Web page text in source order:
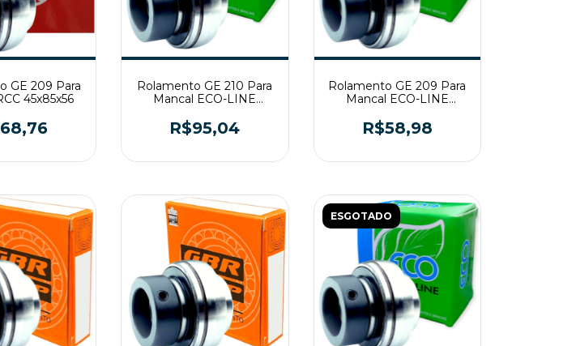
GE 209 Para
45x85x56
Rolamento GE 210 Para
Mancal ECO-LINE
R$95,04
Rolamento GE 209 Para
Mancal ECO-LINE
R$58,98
ESGOTADO